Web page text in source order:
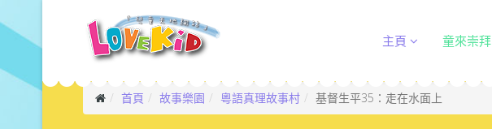
主頁 童來崇拜
首頁 故事樂園 粵語真理故事村 基督生平35：走在水面上